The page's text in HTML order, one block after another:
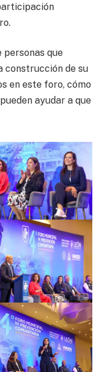
personas que
construcción de su
en este foro, cómo
ayudar a que